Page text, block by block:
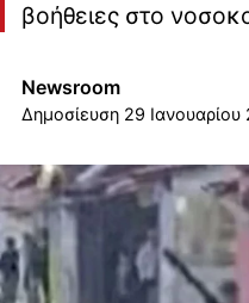
βοήθειες στο
Newsroom
29 Ιανουαρίου